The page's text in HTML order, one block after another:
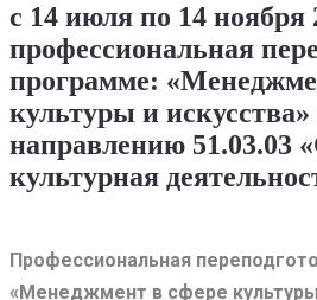
с 14 июля по 14 ноября
профессиональная
программе:
культуры и искусства»
направлению 51.03.03
культурная
Профессиональная
«Менеджмент в сфере культуры